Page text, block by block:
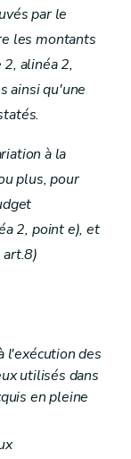
par le
les montants
alinéa 2,
ainsi qu'une
à la
plus, pour
2, point e), et
l'exécution des
utilisés dans
en pleine